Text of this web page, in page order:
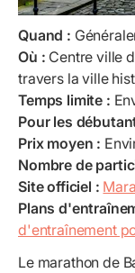
Quand :
Où : Centre ville
travers la ville
Temps limite :
Pour les
Prix moyen :
Nombre de
Site officiel :
Plans
d'entraînement
Le marathon de